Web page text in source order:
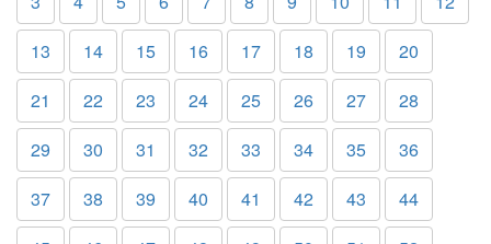
13
14 15 16 17 18 19
20
21
22 23 24 25 26 27
28
29
30 31 32 33 34 35
36
37
38 39 40 41 42 43
44